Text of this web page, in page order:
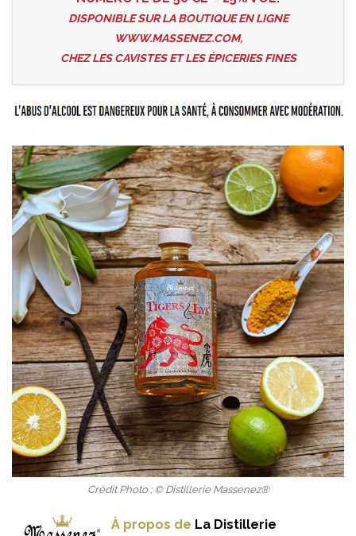
DISPONIBLE SUR LA BOUTIQUE EN LIGNE
WWW.MASSENEZ.COM,
CHEZ LES CAVISTES ET LES ÉPICERIES FINES
Crédit Photo : © Distillerie Massenez®
À propos de La Distillerie